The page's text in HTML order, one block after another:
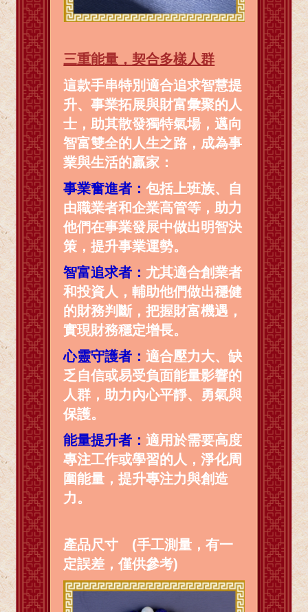
三重能量，契合多樣人群
這款手串特別適合追求智慧提
升、事業拓展與財富彙聚的人
士，助其散發獨特氣場，邁向
智富雙全的人生之路，成為事
業與生活的贏家：
事業奮進者：包括上班族、自
由職業者和企業高管等，助力
他們在事業發展中做出明智決
策，提升事業運勢。
智富追求者： 尤其適合創業者
和投資人，輔助他們做出穩健
的財務判斷，把握財富機遇，
實現財務穩定增長。
心靈守護者：適合壓力大、缺
乏自信或易受負面能量影響的
人群，助力內心平靜、勇氣與
保護。
能量提升者：適用於需要高度
專注工作或學習的人，淨化周
圍能量，提升專注力與創造
力。
產品尺寸 (手工測量，有一
定誤差，僅供參考)